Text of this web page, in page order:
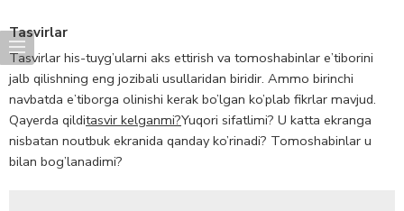
Tasvirlar
Tasvirlar his-tuyg’ularni aks ettirish va tomoshabinlar e’tiborini
jalb qilishning eng jozibali usullaridan biridir. Ammo birinchi
navbatda e’tiborga olinishi kerak bo’lgan ko’plab fikrlar mavjud.
Qayerda qilditasvir kelganmi?Yuqori sifatlimi? U katta ekranga
nisbatan noutbuk ekranida qanday ko’rinadi? Tomoshabinlar u
bilan bog’lanadimi?